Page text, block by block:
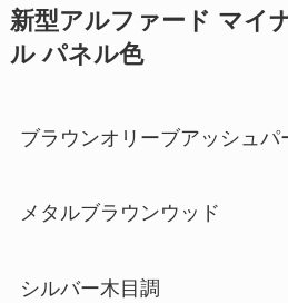
新型アルファード マイ
ル パネル色
ブラウンオリーブアッシュパ
メタルブラウンウッド
シルバー木目調